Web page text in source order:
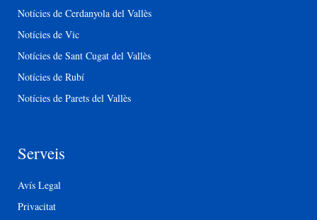
Notícies de Cerdanyola del Vallès
Notícies de Vic
Notícies de Sant Cugat del Vallès
Notícies de Rubí
Notícies de Parets del Vallès
Serveis
Avís Legal
Privacitat